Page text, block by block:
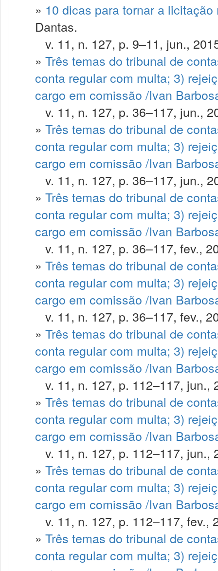
» 10 dicas para tornar a
Dantas.
v. 11, n. 127, p. 9–11, jun.,
» Três temas do tribunal de
conta regular com multa; 3)
cargo em comissão /Ivan
v. 11, n. 127, p. 36–117, jun.,
» Três temas do tribunal de
conta regular com multa; 3)
cargo em comissão /Ivan
v. 11, n. 127, p. 36–117, jun.,
» Três temas do tribunal de
conta regular com multa; 3)
cargo em comissão /Ivan
v. 11, n. 127, p. 36–117, fev.,
» Três temas do tribunal de
conta regular com multa; 3)
cargo em comissão /Ivan
v. 11, n. 127, p. 36–117, fev.,
» Três temas do tribunal de
conta regular com multa; 3)
cargo em comissão /Ivan
v. 11, n. 127, p. 112–117, jun.,
» Três temas do tribunal de
conta regular com multa; 3)
cargo em comissão /Ivan
v. 11, n. 127, p. 112–117, jun.,
» Três temas do tribunal de
conta regular com multa; 3)
cargo em comissão /Ivan
v. 11, n. 127, p. 112–117, fev.,
» Três temas do tribunal de
conta regular com multa; 3)